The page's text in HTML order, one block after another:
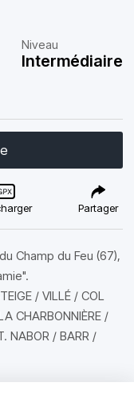
Niveau
Intermédiaire
Partager
Champ du Feu (67),
/ VILLÉ / COL
CHARBONNIÈRE /
NABOR / BARR /